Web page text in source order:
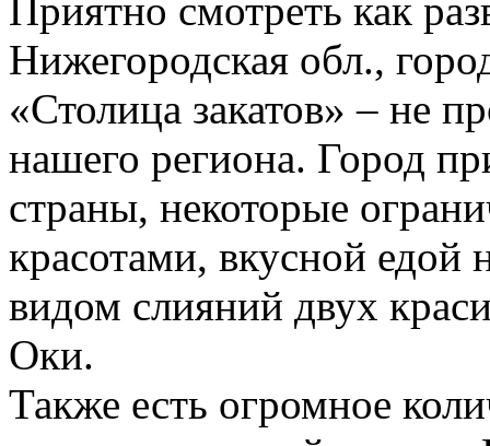
Приятно смотреть как
Нижегородская обл.,
«Столица закатов» – не
нашего региона. Город
страны, некоторые
красотами, вкусной едой
видом слияний двух
Оки.
Также есть огромное